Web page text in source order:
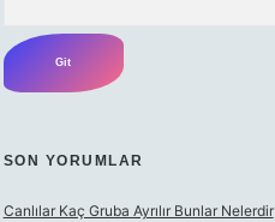
SON YORUMLAR
Canlılar Kaç Gruba Ayrılır Bunlar Nelerdir